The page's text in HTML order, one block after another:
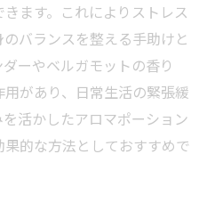
ます。これによりストレス
バランスを整える手助けと
ーやベルガモットの香り
があり、日常生活の緊張緩
活かしたアロマポーション
的な方法としておすすめで